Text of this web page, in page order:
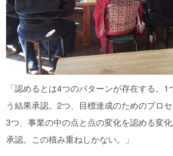
「認めるとは4つのパターンが存在する。
う結果承認。2つ、目標達成のためのプロ
3つ、事業の中の点と点の変化を認める変
承認。この積み重ねしかない。」